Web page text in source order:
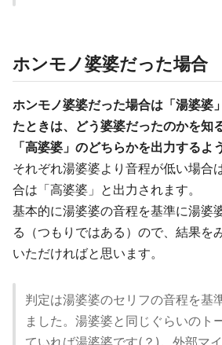
ホンモノ婆婆だった場合
ホンモノ婆婆だった場合は「湯婆婆
たときは、どう婆婆だったのかを知
「高婆婆」のどちらかを出力するよ
それぞれ湯婆婆より音程が低い場合
合は「高婆婆」と出力されます。
基本的に湯婆婆の音程を基準に湯婆
る（つもりではある）ので、結果を
いただければと思います。
判定は湯婆婆のセリフの音程を基
ました。湯婆婆と同じぐらいのト
ていれば湯婆婆です(？)。外部マ